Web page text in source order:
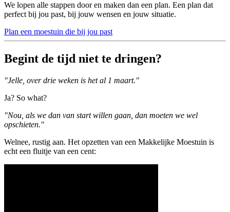
We lopen alle stappen door en maken dan een plan. Een plan dat
perfect bij jou past, bij jouw wensen en jouw situatie.
Plan een moestuin die bij jou past
Begint de tijd niet te dringen?
"Jelle, over drie weken is het al 1 maart."
Ja? So what?
"Nou, als we dan van start willen gaan, dan moeten we wel
opschieten."
Welnee, rustig aan. Het opzetten van een Makkelijke Moestuin is
echt een fluitje van een cent: